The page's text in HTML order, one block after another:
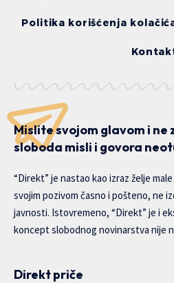
Politika korišćenja
Mislite svojom glavom i ne
sloboda misli i govora
“Direkt” je nastao kao izraz želje
svojim pozivom časno i pošteno, ne
javnosti. Istovremeno, “Direkt” je i
koncept slobodnog novinarstva nije
Direkt priče